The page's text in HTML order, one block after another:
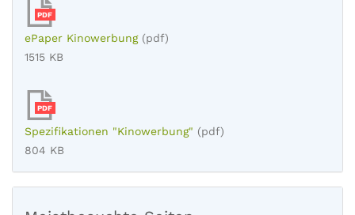
PDF
ePaper Kinowerbung (pdf)
1515 KB
PDF
Spezifikationen "Kinowerbung" (pdf)
804 KB